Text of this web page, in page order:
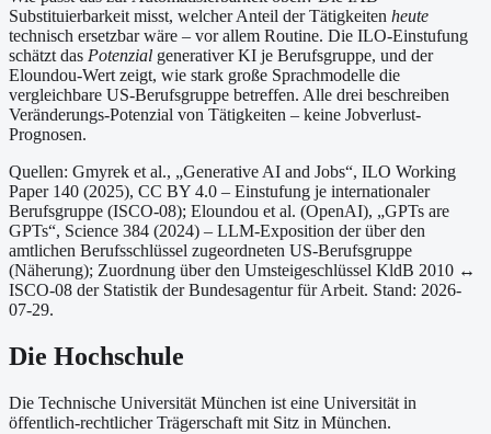
Substituierbarkeit misst, welcher Anteil der Tätigkeiten heute
technisch ersetzbar wäre – vor allem Routine. Die ILO-Einstufung
schätzt das Potenzial generativer KI je Berufsgruppe, und der
Eloundou-Wert zeigt, wie stark große Sprachmodelle die
vergleichbare US-Berufsgruppe betreffen. Alle drei beschreiben
Veränderungs-Potenzial von Tätigkeiten – keine Jobverlust-
Prognosen.
Quellen: Gmyrek et al., „Generative AI and Jobs“, ILO Working
Paper 140 (2025), CC BY 4.0 – Einstufung je internationaler
Berufsgruppe (ISCO-08); Eloundou et al. (OpenAI), „GPTs are
GPTs“, Science 384 (2024) – LLM-Exposition der über den
amtlichen Berufsschlüssel zugeordneten US-Berufsgruppe
(Näherung); Zuordnung über den Umsteigeschlüssel KldB 2010 ↔
ISCO-08 der Statistik der Bundesagentur für Arbeit. Stand: 2026-
07-29.
Die Hochschule
Die Technische Universität München ist eine Universität in
öffentlich-rechtlicher Trägerschaft mit Sitz in München.